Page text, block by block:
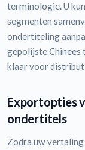
terminologie. U
segmenten
ondertiteling
gepolijste Chinees
klaar voor
Exportopties
ondertitels
Zodra uw